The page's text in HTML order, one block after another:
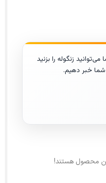
زنگوله را بزنید
خبر دهیم.
محصول هستند!